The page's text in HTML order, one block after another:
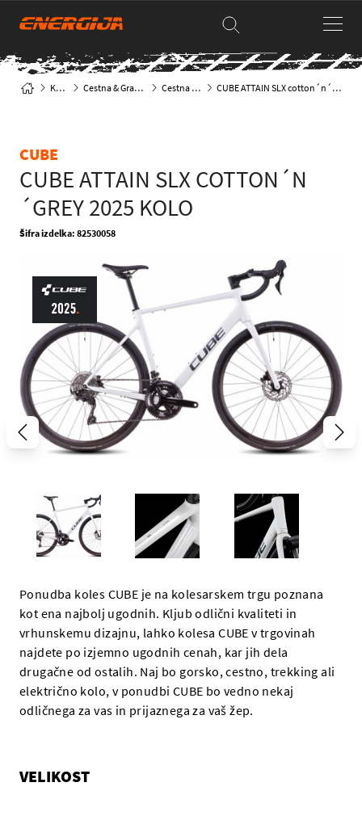
Kolesa Cestna & Gravel kolesa Cestna klasika CUBE ATTAIN SLX cotton´n´grey 2025 KOLO
CUBE
CUBE ATTAIN SLX COTTON´N
´GREY 2025 KOLO
Šifra izdelka: 82530058
Ponudba koles CUBE je na kolesarskem trgu poznana
kot ena najbolj ugodnih. Kljub odlični kvaliteti in
vrhunskemu dizajnu, lahko kolesa CUBE v trgovinah
najdete po izjemno ugodnih cenah, kar jih dela
drugačne od ostalih. Naj bo gorsko, cestno, trekking ali
električno kolo, v ponudbi CUBE bo vedno nekaj
odličnega za vas in prijaznega za vaš žep.
VELIKOST